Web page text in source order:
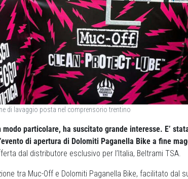
di lavaggio posta nel comprensorio trentino
particolare, ha suscitato grande interesse. E’
di apertura di Dolomiti Paganella Bike a fine
dal distributore esclusivo per l’Italia, Beltrami TSA.
tra Muc-Off e Dolomiti Paganella Bike, facilitato dal